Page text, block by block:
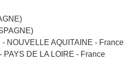
NOUVELLE AQUITAINE - France
PAYS DE LA LOIRE - France